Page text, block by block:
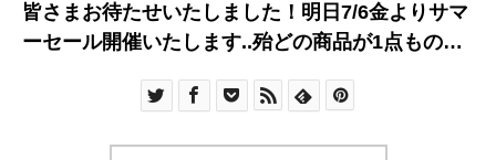
皆さまお待たせいたしました！明日7/6金よりサマ
ーセール開催いたします..殆どの商品が1点もので
SALE除外品がございます▼ご了承くださいま